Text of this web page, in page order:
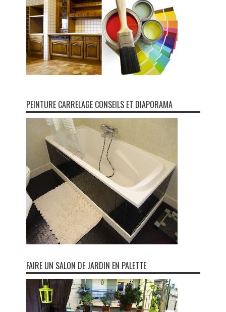
PEINTURE CARRELAGE CONSEILS ET DIAPORAMA
FAIRE UN SALON DE JARDIN EN PALETTE